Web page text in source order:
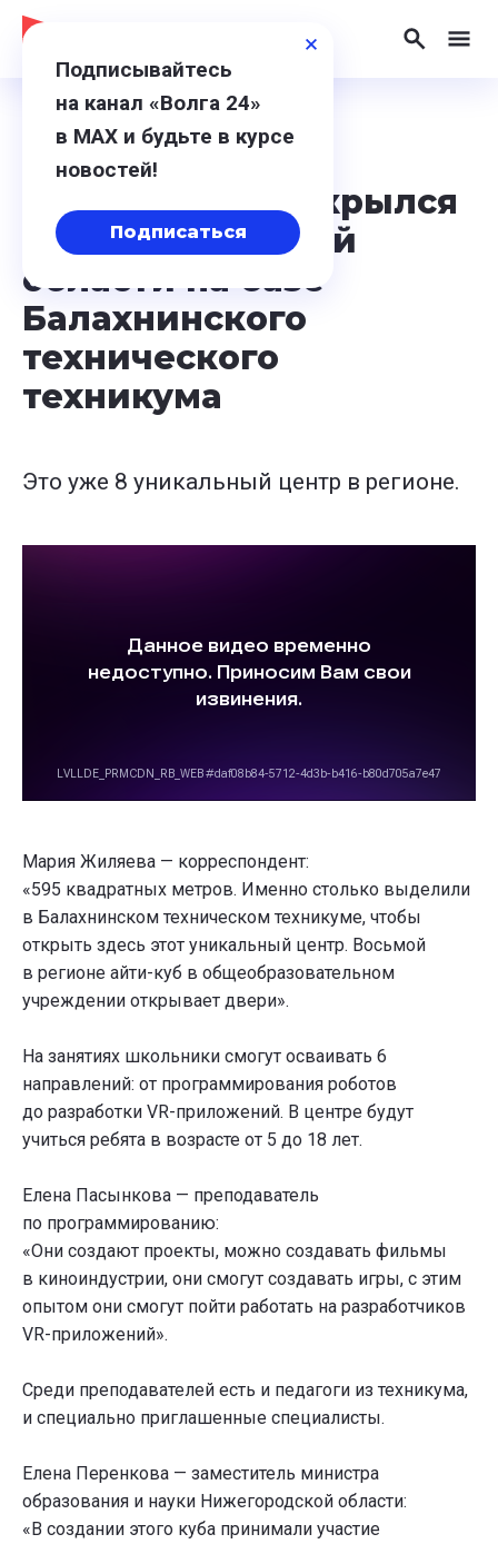
3 сентября 2024, 17:51
Новый IT-куб открылся
в Нижегородской
области на базе
Балахнинского
технического
техникума
Это уже 8 уникальный центр в регионе.
Мария Жиляева — корреспондент:
«595 квадратных метров. Именно столько выделили
в Балахнинском техническом техникуме, чтобы
открыть здесь этот уникальный центр. Восьмой
в регионе айти-куб в общеобразовательном
учреждении открывает двери».
На занятиях школьники смогут осваивать 6
направлений: от программирования роботов
до разработки VR-приложений. В центре будут
учиться ребята в возрасте от 5 до 18 лет.
Елена Пасынкова — преподаватель
по программированию:
«Они создают проекты, можно создавать фильмы
в киноиндустрии, они смогут создавать игры, с этим
опытом они смогут пойти работать на разработчиков
VR-приложений».
Среди преподавателей есть и педагоги из техникума,
и специально приглашенные специалисты.
Елена Перенкова — заместитель министра
образования и науки Нижегородской области:
«В создании этого куба принимали участие
Подписывайтесь
на канал «Волга 24»
в МАХ и будьте в курсе
новостей!
Подписаться